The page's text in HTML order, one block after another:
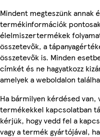
Mindent megteszünk annak
termékinformációk
élelmiszertermékek
összetevők, a
összetevők is. Minden
címkét és ne hagyatkozz
amelyek a weboldalon
Ha bármilyen kérdésed van,
termékekkel kapcsolatban
kérjük, hogy vedd fel a
vagy a termék gyártójával,